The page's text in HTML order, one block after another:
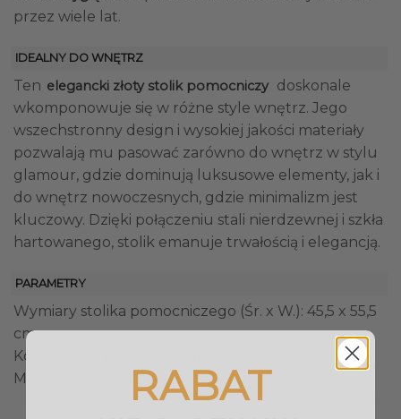
przez wiele lat.
IDEALNY DO WNĘTRZ
Ten elegancki złoty stolik pomocniczy doskonale
wkomponowuje się w różne style wnętrz. Jego
wszechstronny design i wysokiej jakości materiały
pozwalają mu pasować zarówno do wnętrz w stylu
glamour, gdzie dominują luksusowe elementy, jak i
do wnętrz nowoczesnych, gdzie minimalizm jest
kluczowy. Dzięki połączeniu stali nierdzewnej i szkła
hartowanego, stolik emanuje trwałością i elegancją.
PARAMETRY
Wymiary stolika pomocniczego (Śr. x W.): 45,5 x 55,5
cm
Kolor stolika pomocniczego: Złoty, Transparentny
Materiał: Stal nierdzewna, Szkło hartowane
RABAT